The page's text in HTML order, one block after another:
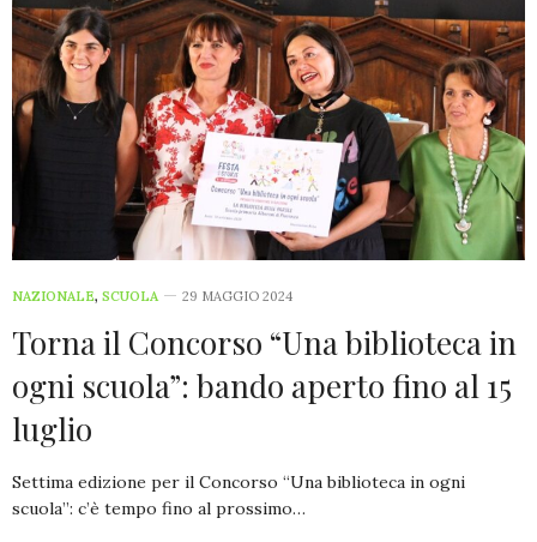
NAZIONALE, SCUOLA 29 MAGGIO 2024
Torna il Concorso “Una biblioteca in
ogni scuola”: bando aperto fino al 15
luglio
Settima edizione per il Concorso “Una biblioteca in ogni
scuola”: c’è tempo fino al prossimo…